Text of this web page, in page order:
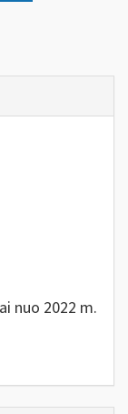
nuo 2022 m.